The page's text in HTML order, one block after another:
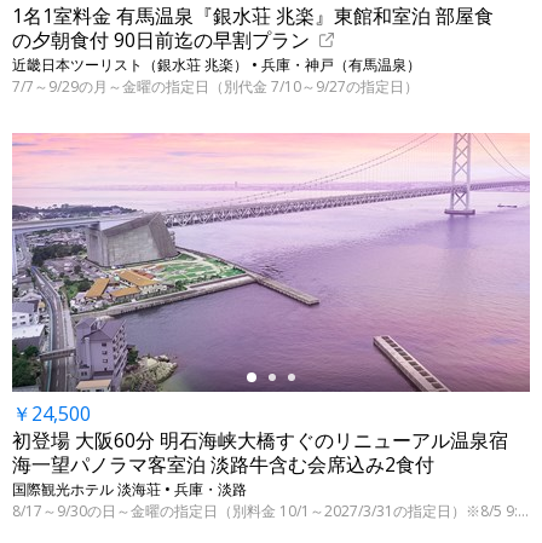
1名1室料金 有馬温泉『銀水荘 兆楽』東館和室泊 部屋食
の夕朝食付 90日前迄の早割プラン
近畿日本ツーリスト（銀水荘 兆楽） • 兵庫・神戸（有馬温泉）
7/7～9/29の月～金曜の指定日（別代金 7/10～9/27の指定日）
←
￥24,500
初登場 大阪60分 明石海峡大橋すぐのリニューアル温泉宿
海一望パノラマ客室泊 淡路牛含む会席込み2食付
国際観光ホテル 淡海荘 • 兵庫・淡路
8/17～9/30の日～金曜の指定日（別料金 10/1～2027/3/31の指定日）※8/5 9:00時点